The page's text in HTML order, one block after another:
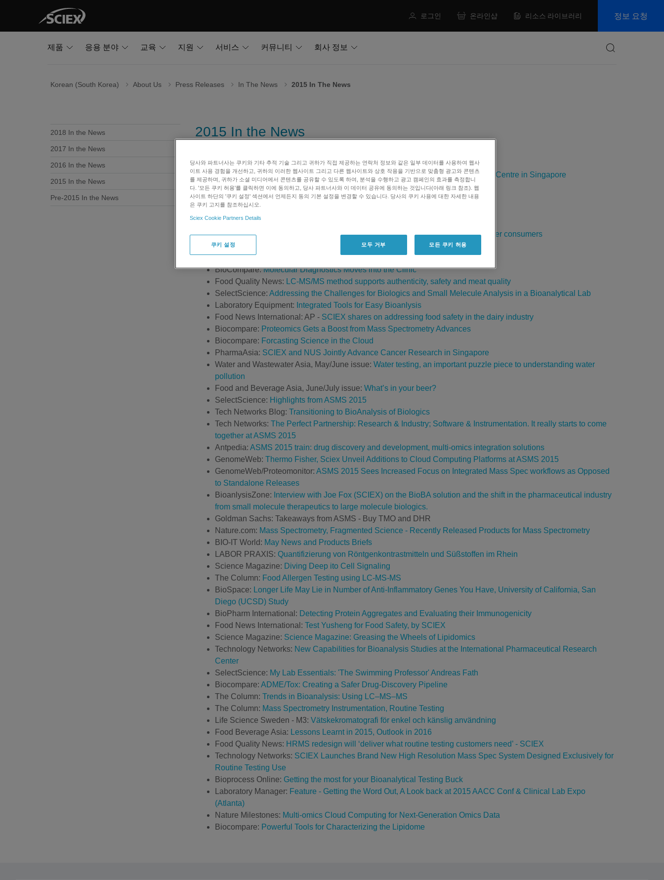
로그인 온라인샵 리소스 라이브러리 정보 요청
제품 응용 분야 교육 지원 서비스 커뮤니티
회사 정보
Korean (South Korea) About Us Press Releases In The News 2015 In The News
2018 In the News
2017 In the News
2016 In the News
2015 In the News
Pre-2015 In the News
2015 In the News
VIDEO:Official Opening of SCIEX Centre of Distinction @ Protein & Proteomics Centre in Singapore
LabManager:INSIGHTS on Pesticide Analysis
Human Resources:Prevention is the new cure
Tech Networks:
Asia Food Journal:
Food News International:
SCIEX releases meat detection system for Halal, Kosher consumers
Laboratory Equipment:
Integrated Tools for Easy Bioanlysis
Food Processing:
Testing the supply chain
BioCompare:Molecular Diagnostics Moves into the Clinic
Food Quality News: LC-MS/MS method supports authenticity, safety and meat quality
SelectScience: Addressing the Challenges for Biologics and Small Melecule Analysis in a Bioanalytical Lab
Laboratory Equipment: Integrated Tools for Easy Bioanlysis
Food News International: AP - SCIEX shares on addressing food safety in the dairy industry
Biocompare: Proteomics Gets a Boost from Mass Spectrometry Advances
Biocompare: Forcasting Science in the Cloud
PharmaAsia: SCIEX and NUS Jointly Advance Cancer Research in Singapore
Water and Wastewater Asia, May/June issue: Water testing, an important puzzle piece to understanding water
pollution
Food and Beverage Asia, June/July issue: What’s in your beer?
SelectScience: Highlights from ASMS 2015
Tech Networks Blog: Transitioning to BioAnalysis of Biologics
Tech Networks: The Perfect Partnership: Research & Industry; Software & Instrumentation. It really starts to come
together at ASMS 2015
Antpedia: ASMS 2015 train: drug discovery and development, multi-omics integration solutions
GenomeWeb: Thermo Fisher, Sciex Unveil Additions to Cloud Computing Platforms at ASMS 2015
GenomeWeb/Proteomonitor: ASMS 2015 Sees Increased Focus on Integrated Mass Spec workflows as Opposed
to Standalone Releases
BioanlysisZone: Interview with Joe Fox (SCIEX) on the BioBA solution and the shift in the pharmaceutical industry
from small molecule therapeutics to large molecule biologics.
Goldman Sachs: Takeaways from ASMS - Buy TMO and DHR
Nature.com: Mass Spectrometry, Fragmented Science - Recently Released Products for Mass Spectrometry
BIO-IT World: May News and Products Briefs
LABOR PRAXIS: Quantifizierung von Röntgenkontrastmitteln und Süßstoffen im Rhein
Science Magazine: Diving Deep ito Cell Signaling
The Column: Food Allergen Testing using LC-MS-MS
BioSpace: Longer Life May Lie in Number of Anti-Inflammatory Genes You Have, University of California, San
Diego (UCSD) Study
BioPharm International: Detecting Protein Aggregates and Evaluating their Immunogenicity
Food News International: Test Yusheng for Food Safety, by SCIEX
Science Magazine: Science Magazine: Greasing the Wheels of Lipidomics
Technology Networks: New Capabilities for Bioanalysis Studies at the International Pharmaceutical Research
Center
SelectScience: My Lab Essentials: 'The Swimming Professor' Andreas Fath
Biocompare: ADME/Tox: Creating a Safer Drug-Discovery Pipeline
The Column: Trends in Bioanalysis: Using LC–MS–MS
The Column: Mass Spectrometry Instrumentation, Routine Testing
Life Science Sweden - M3: Vätskekromatografi för enkel och känslig användning
Food Beverage Asia: Lessons Learnt in 2015, Outlook in 2016
Food Quality News: HRMS redesign will ‘deliver what routine testing customers need’ - SCIEX
Technology Networks: SCIEX Launches Brand New High Resolution Mass Spec System Designed Exclusively for
Routine Testing Use
Bioprocess Online: Getting the most for your Bioanalytical Testing Buck
Laboratory Manager: Feature - Getting the Word Out, A Look back at 2015 AACC Conf & Clinical Lab Expo
(Atlanta)
Nature Milestones: Multi-omics Cloud Computing for Next-Generation Omics Data
Biocompare: Powerful Tools for Characterizing the Lipidome
당사와 파트너사는 쿠키와 기타 추적 기술 그리고 귀하가 직접 제공하는 연락처 정보와 같은 일부 데이터를 사용하여 웹사
이트 사용 경험을 개선하고, 귀하의 이러한 웹사이트 그리고 다른 웹사이트와 상호 작용을 기반으로 맞춤형 광고와 콘텐츠
를 제공하며, 귀하가 소셜 미디어에서 콘텐츠를 공유할 수 있도록 하여, 분석을 수행하고 광고 캠페인의 효과를 측정합니
다. '모든 쿠키 허용'를 클릭하면 이에 동의하고, 당사 파트너사와 이 데이터 공유에 동의하는 것입니다(아래 링크 참조). 웹
사이트 하단의 '쿠키 설정' 섹션에서 언제든지 동의 기본 설정을 변경할 수 있습니다. 당사의 쿠키 사용에 대한 자세한 내용
은 쿠키 고지를 참조하십시오.
Sciex Cookie Partners Details
쿠키 설정 모두 거부 모든 쿠키 허용